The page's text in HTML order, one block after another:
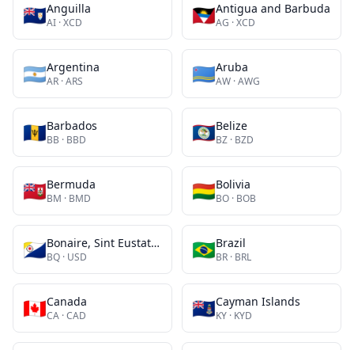
🇦🇮Anguilla
AI ·XCD 🇦🇬Antigua and Barbuda
AG ·XCD
🇦🇷Argentina
AR ·ARS 🇦🇼Aruba
AW ·AWG
🇧🇧Barbados
BB · BBD 🇧🇿Belize
BZ · BZD
🇧🇲Bermuda
BM · BMD 🇧🇴Bolivia
BO · BOB
🇧🇶 Bonaire, Sint Eustatius and Saba
BQ · USD 🇧🇷Brazil
BR · BRL
🇨🇦Canada
CA ·CAD 🇰🇾Cayman Islands
KY · KYD